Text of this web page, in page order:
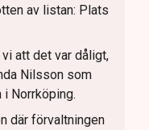
av listan: Plats
att det var dåligt,
Nilsson som
i Norrköping.
där förvaltningen